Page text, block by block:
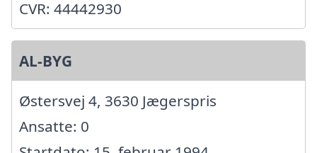
CVR: 44442930
AL-BYG
Østersvej 4, 3630 Jægerspris
Ansatte: 0